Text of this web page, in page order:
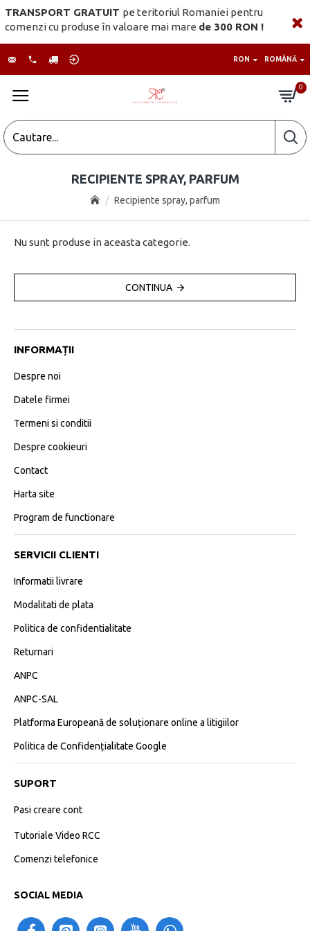
TRANSPORT GRATUIT pe teritoriul Romaniei pentru
comenzi cu produse în valoare mai mare de 300 RON !
RON ROMÂNĂ
0
Recipiente spray, parfum
RECIPIENTE SPRAY, PARFUM
Nu sunt produse in aceasta categorie.
CONTINUA
INFORMAȚII
Despre noi
Datele firmei
Termeni si conditii
Despre cookieuri
Contact
Harta site
Program de functionare
SERVICII CLIENTI
Informatii livrare
Modalitati de plata
Politica de confidentialitate
Returnari
ANPC
ANPC-SAL
Platforma Europeană de soluționare online a litigiilor
Politica de Confidențialitate Google
SUPORT
Pasi creare cont
Tutoriale Video RCC
Comenzi telefonice
SOCIAL MEDIA